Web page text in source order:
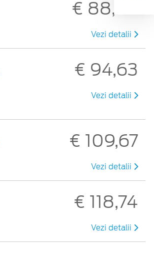
€ 88,46
Vezi detalii
€ 94,63
Vezi detalii
€ 109,67
Vezi detalii
€ 118,74
Vezi detalii